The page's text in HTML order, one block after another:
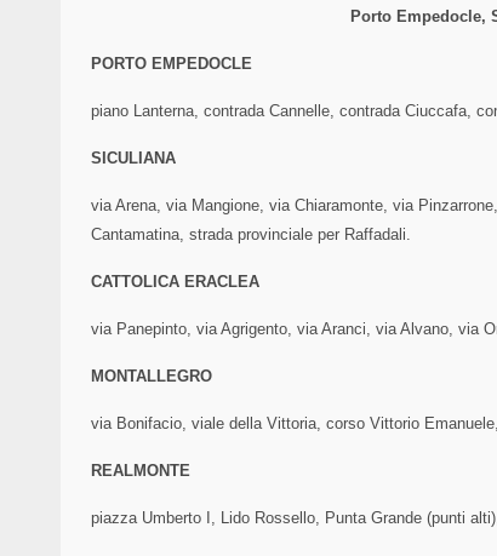
Porto Empedocle,
PORTO EMPEDOCLE
piano Lanterna, contrada Cannelle, contrada Ciuccafa,
SICULIANA
via Arena, via Mangione, via Chiaramonte, via
Cantamatina, strada provinciale per Raffadali.
CATTOLICA ERACLEA
via Panepinto, via Agrigento, via Aranci, via Alvano, via
MONTALLEGRO
via Bonifacio, viale della Vittoria, corso Vittorio
REALMONTE
piazza Umberto I, Lido Rossello, Punta Grande (punti